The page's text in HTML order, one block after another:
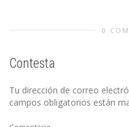
0
Contesta
Tu dirección de correo
campos obligatorios están